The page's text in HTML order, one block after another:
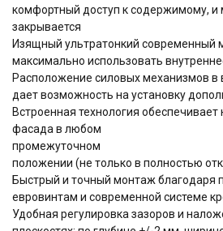
комфортный доступ к содержимому, и
закрывается
Изящный ультратонкий cовременный
максимально использовать
Расположение силовых механизмов в
дает возможность на установку
Встроенная технология
фасада в любом
промежуточном
положении (не только в полностью
Быстрый и точный монтаж благодаря
евровинтам и современной системе
Удобная регулировка зазоров и